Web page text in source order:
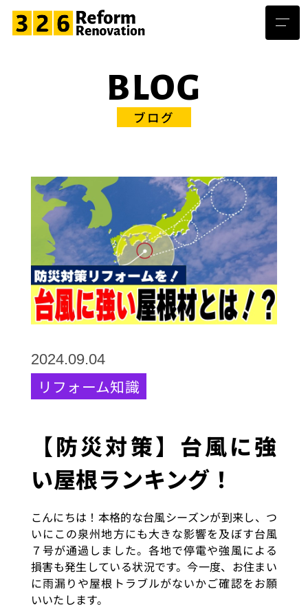
BLOG
ブログ
2024.09.04
リフォーム知識
【防災対策】台風に強
い屋根ランキング！
こんにちは！本格的な台風シーズンが到来し、つ
いにこの泉州地方にも大きな影響を及ぼす台風
７号が通過しました。各地で停電や強風による
損害も発生している状況です。今一度、お住まい
に雨漏りや屋根トラブルがないかご確認をお願
いいたします。